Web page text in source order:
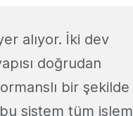
alıyor. İki dev
doğrudan
bir şekilde
bu sistem tüm işlem